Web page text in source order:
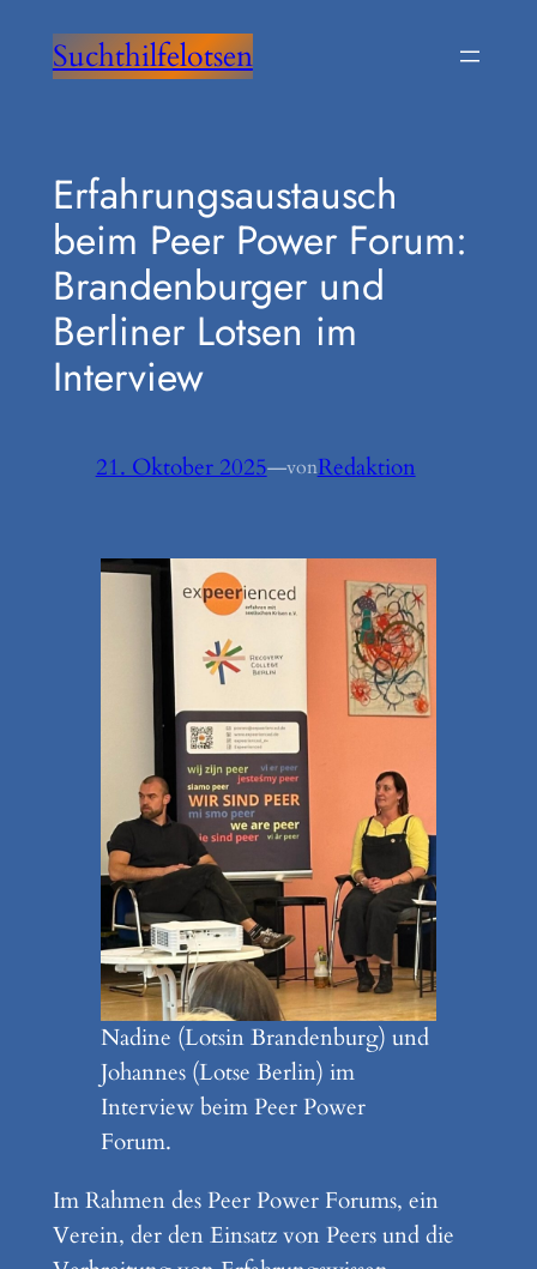
InhaltSuchthilfelotsen
Erfahrungsaustausch
beim Peer Power Forum:
Brandenburger und
Berliner Lotsen im
Interview
21. Oktober 2025—vonRedaktion
Nadine (Lotsin Brandenburg) und
Johannes (Lotse Berlin) im
Interview beim Peer Power
Forum.
Im Rahmen desPeer Power Forums, ein
Verein, der den Einsatz von Peers und die